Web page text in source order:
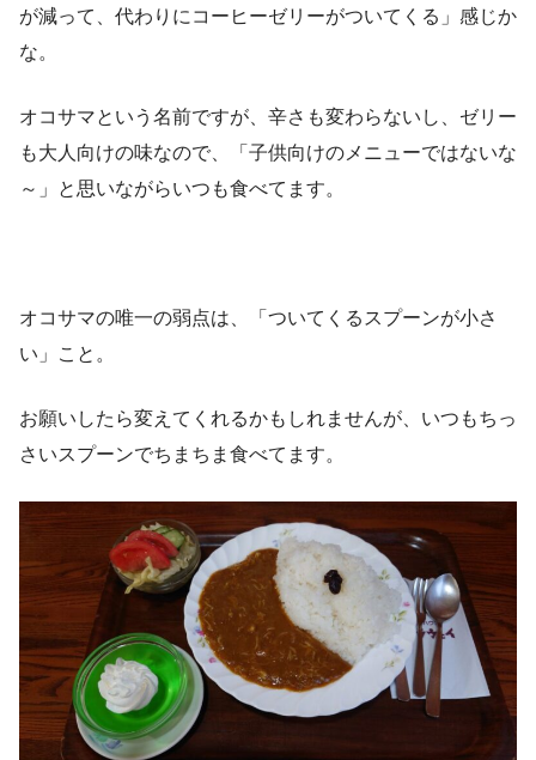
が減って、代わりにコーヒーゼリーがついてくる」感じか
な。
オコサマという名前ですが、辛さも変わらないし、ゼリー
も大人向けの味なので、「子供向けのメニューではないな
～」と思いながらいつも食べてます。
オコサマの唯一の弱点は、「ついてくるスプーンが小さ
い」こと。
お願いしたら変えてくれるかもしれませんが、いつもちっ
さいスプーンでちまちま食べてます。